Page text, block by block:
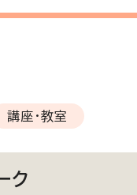
講座・教室
ク